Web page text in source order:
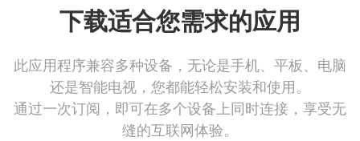
下载适合您需求的应用
此应用程序兼容多种设备，无论是手机、平板、电脑
还是智能电视，您都能轻松安装和使用。
通过一次订阅，即可在多个设备上同时连接，享受无
缝的互联网体验。